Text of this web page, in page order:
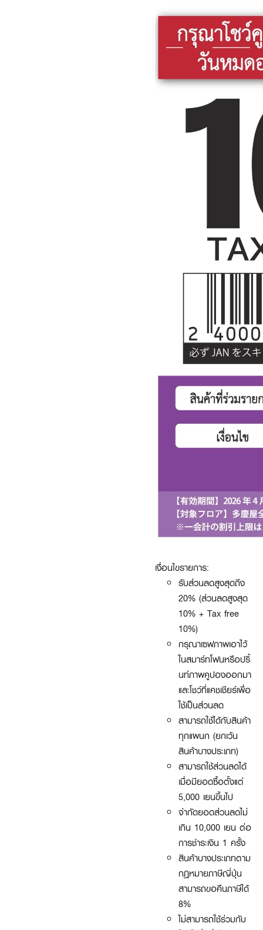
เงื่อนไขรายการ:
รับส่วนลดสูงสุดถึง
20% (ส่วนลดสูงสุด
10% + Tax free
10%)
กรุณาเซฟภาพเอาไว้
ในสมาร์ทโฟนหรือปริ้
นท์ภาพคูปองออกมา
และโชว์ที่แคชเชียร์เพื่อ
ใช้เป็นส่วนลด
สามารถใช้ได้กับสินค้า
ทุกแผนก (ยกเว้น
สินค้าบางประเภท)
สามารถใช้ส่วนลดได้
เมื่อมียอดซื้อตั้งแต่
5,000 เยนขึ้นไป
จำกัดยอดส่วนลดไม่
เกิน 10,000 เยน ต่อ
การชำระเงิน 1 ครั้ง
สินค้าบางประเภทตาม
กฎหมายภาษีญี่ปุ่น
สามารถขอคืนภาษีได้
8%
ไม่สามารถใช้ร่วมกับ